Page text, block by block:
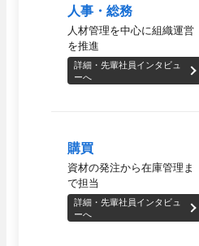
人事・総務
人材管理を中心に組織運営
を推進
詳細・先輩社員インタビュ
ーへ
購買
資材の発注から在庫管理ま
で担当
詳細・先輩社員インタビュ
ーへ
キャリア採用